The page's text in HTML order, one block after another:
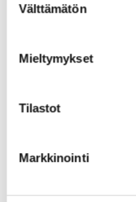
valinta
Välttämätön
Mieltymykset
Tilastot
Markkinointi